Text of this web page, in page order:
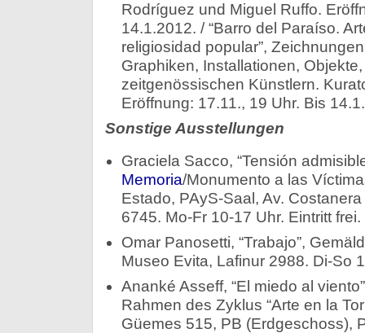
Rodríguez und Miguel Ruffo.
14.1.2012. / “Barro del Paraíso.
religiosidad popular”,
Graphiken, Installationen,
zeitgenössischen Künstlern.
Eröffnung: 17.11., 19 Uhr. Bis
Sonstige Ausstellungen
Graciela Sacco, “Tensión
Memoria/Monumento a las
Estado, PAyS-Saal, Av.
6745. Mo-Fr 10-17 Uhr. Eintritt
Omar Panosetti, “Trabajo”,
Museo Evita, Lafinur 2988. Di-So
Ananké Asseff, “El miedo al
Rahmen des Zyklus “Arte en la
Güemes 515, PB (Erdgeschoss),